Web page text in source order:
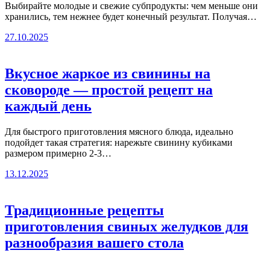
Выбирайте молодые и свежие субпродукты: чем меньше они
хранились, тем нежнее будет конечный результат. Получая…
27.10.2025
Вкусное жаркое из свинины на
сковороде — простой рецепт на
каждый день
Для быстрого приготовления мясного блюда, идеально
подойдет такая стратегия: нарежьте свинину кубиками
размером примерно 2-3…
13.12.2025
Традиционные рецепты
приготовления свиных желудков для
разнообразия вашего стола